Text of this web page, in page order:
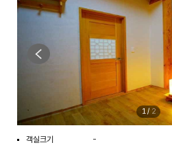
1/ 2
객실크기
-